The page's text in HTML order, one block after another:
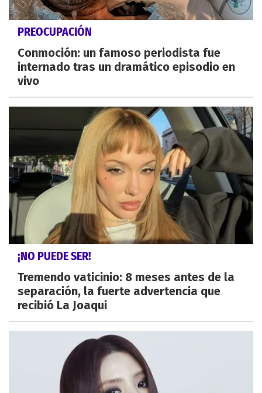
PREOCUPACIÓN
Conmoción: un famoso periodista fue
internado tras un dramático episodio en
vivo
¡NO PUEDE SER!
Tremendo vaticinio: 8 meses antes de la
separación, la fuerte advertencia que
recibió La Joaqui